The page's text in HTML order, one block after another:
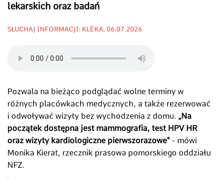
lekarskich oraz badań
SŁUCHAJ INFORMACJI: KLËKA, 06.07.2026
Pozwala na bieżąco podglądać wolne terminy w
różnych placówkach medycznych, a także rezerwować
i odwoływać wizyty bez wychodzenia z domu. „Na
początek dostępna jest mammografia, test HPV HR
oraz wizyty kardiologiczne pierwszorazowe" - mówi
Monika Kierat, rzecznik prasowa pomorskiego oddziału
NFZ.